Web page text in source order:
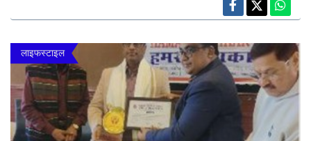
लाइफस्टाइल